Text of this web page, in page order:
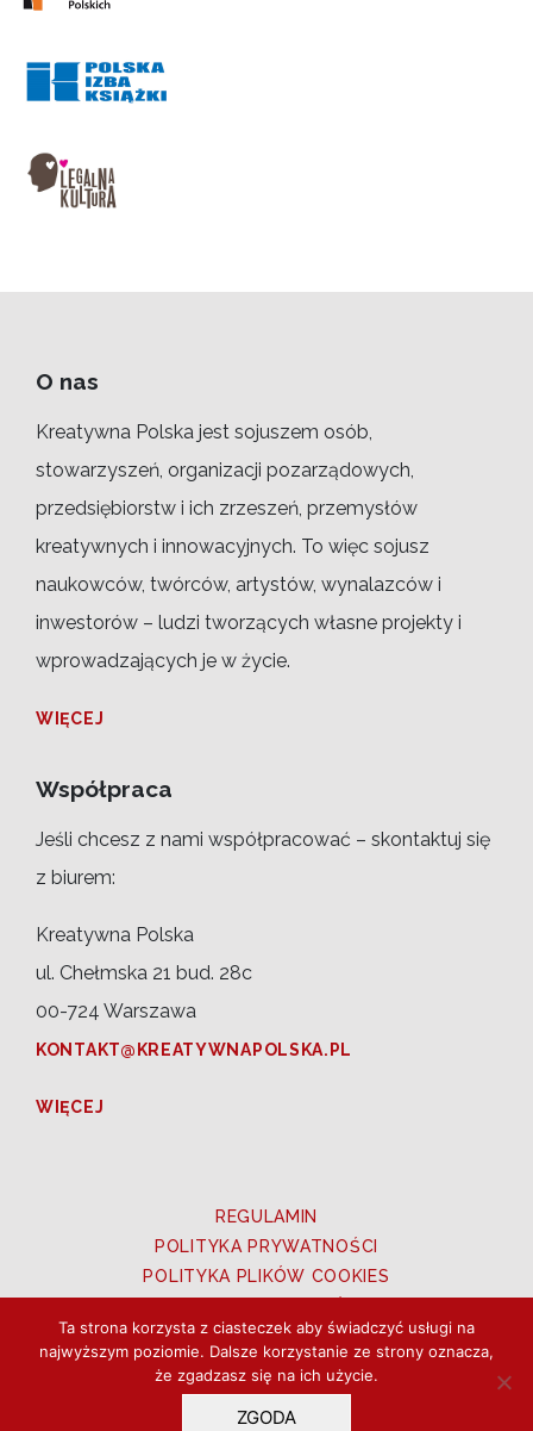
O nas
Kreatywna Polska jest sojuszem osób,
stowarzyszeń, organizacji pozarządowych,
przedsiębiorstw i ich zrzeszeń, przemysłów
kreatywnych i innowacyjnych. To więc sojusz
naukowców, twórców, artystów, wynalazców i
inwestorów – ludzi tworzących własne projekty i
wprowadzających je w życie.
WIĘCEJ
Współpraca
Jeśli chcesz z nami współpracować – skontaktuj się
z biurem:
Kreatywna Polska
ul. Chełmska 21 bud. 28c
00-724 Warszawa
KONTAKT@KREATYWNAPOLSKA.PL
WIĘCEJ
REGULAMIN
POLITYKA PRYWATNOŚCI
POLITYKA PLIKÓW COOKIES
UTWORY OZNACZONE CC BY 3.0 PL
Copyright © 2026 Kreatywna Polska. Wszystkie
Ta strona korzysta z ciasteczek aby świadczyć usługi na
najwyższym poziomie. Dalsze korzystanie ze strony oznacza,
że zgadzasz się na ich użycie.
ZGODA